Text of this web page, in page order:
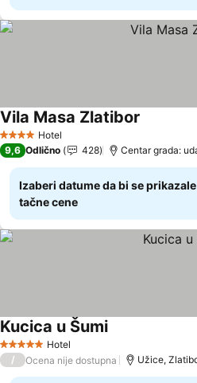
4 ZvezdiceHotel
Vila Masa Zlatibor
9,6 Odlično 428 Centar grada:
Izaberi datume da bi se prikazale
tačne cene
5 ZvezdiceHotel
Kucica u Šumi
/ Ocena nije dostupna Užice,